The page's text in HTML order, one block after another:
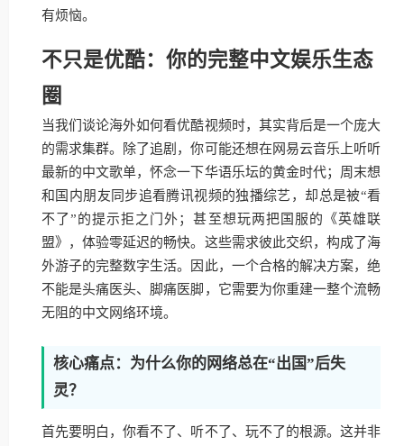
有烦恼。
不只是优酷：你的完整中文娱乐生态
圈
当我们谈论海外如何看优酷视频时，其实背后是一个庞大
的需求集群。除了追剧，你可能还想在网易云音乐上听听
最新的中文歌单，怀念一下华语乐坛的黄金时代；周末想
和国内朋友同步追看腾讯视频的独播综艺，却总是被“看
不了”的提示拒之门外；甚至想玩两把国服的《英雄联
盟》，体验零延迟的畅快。这些需求彼此交织，构成了海
外游子的完整数字生活。因此，一个合格的解决方案，绝
不能是头痛医头、脚痛医脚，它需要为你重建一整个流畅
无阻的中文网络环境。
核心痛点：为什么你的网络总在“出国”后失
灵？
首先要明白，你看不了、听不了、玩不了的根源。这并非